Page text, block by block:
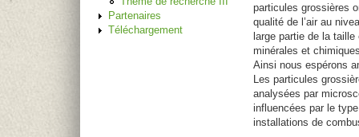
particules grossières
qualité de l’air au
large partie de la
minérales et
Ainsi nous espérons
Les particules
analysées par
influencées par le
installations de
Partenaires
Téléchargement